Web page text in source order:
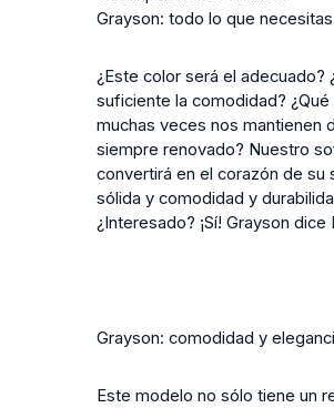
Grayson: todo lo que necesitas
¿Este color será el adecuado?
suficiente la comodidad?
muchas veces nos mantienen
siempre renovado? Nuestro
convertirá en el corazón de su
sólida y comodidad y
¿Interesado? ¡Sí! Grayson
Grayson: comodidad y
Este modelo no sólo tiene un